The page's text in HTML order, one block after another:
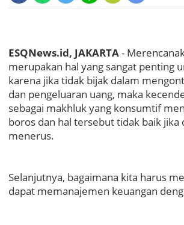
ESQNews.id, JAKARTA-
merupakan hal yang sangat penting
karena jika tidak bijak dalam
dan pengeluaran uang, maka
sebagai makhluk yang konsumtif
boros dan hal tersebut tidak baik jika
menerus.
Selanjutnya, bagaimana kita harus
dapat memanajemen keuangan